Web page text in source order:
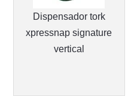
Dispensador tork
xpressnap signature
vertical